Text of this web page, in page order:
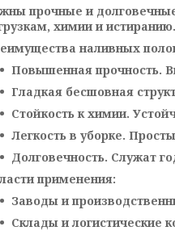
прочные и
химии и истиранию.
наливных
Повышенная прочность.
Гладкая бесшовная
Стойкость к химии.
Легкость в уборке.
Долговечность. Служат
применения:
Заводы и
Склады и логистические